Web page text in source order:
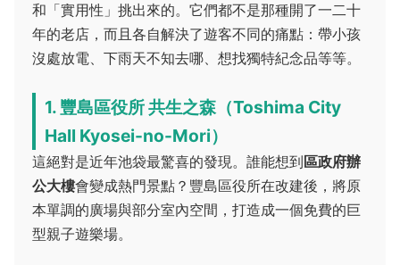
和「實用性」挑出來的。它們都不是那種開了一二十
年的老店，而且各自解決了遊客不同的痛點：帶小孩
沒處放電、下雨天不知去哪、想找獨特紀念品等等。
1. 豐島區役所 共生之森（Toshima City
Hall Kyosei-no-Mori）
這絕對是近年池袋最驚喜的發現。誰能想到區政府辦
公大樓會變成熱門景點？豐島區役所在改建後，將原
本單調的廣場與部分室內空間，打造成一個免費的巨
型親子遊樂場。